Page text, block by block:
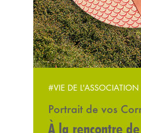
#VIE DE L'ASSOCIATION
Portrait de vos
À la rencontre